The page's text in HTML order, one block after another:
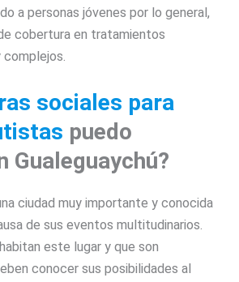
a personas jóvenes por lo general,
cobertura en tratamientos
sociales para
puedo
Gualeguaychú?
ciudad muy importante y conocida
de sus eventos multitudinarios.
este lugar y que son
conocer sus posibilidades al